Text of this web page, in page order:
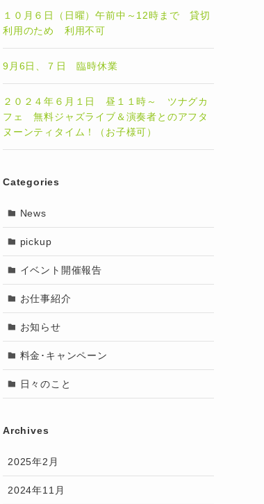
１０月６日（日曜）午前中～12時まで 貸切
利用のため 利用不可
9月6日、７日 臨時休業
２０２４年６月１日 昼１１時～ ツナグカ
フェ 無料ジャズライブ＆演奏者とのアフタ
ヌーンティタイム！（お子様可）
Categories
News
pickup
イベント開催報告
お仕事紹介
お知らせ
料金･キャンペーン
日々のこと
Archives
2025年2月
2024年11月